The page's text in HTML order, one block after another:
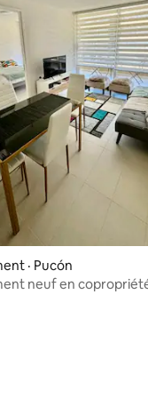
5, 33 commentaires
· Pucón
neuf en